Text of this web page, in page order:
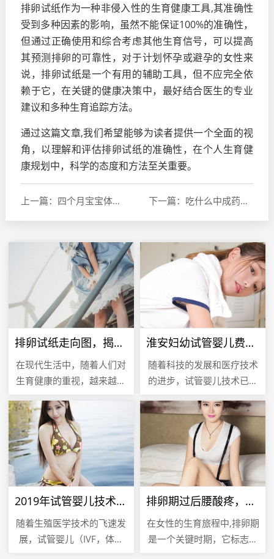
排卵试纸作为一种非侵入性的生育健康工具,其准确性
受到多种因素的影响，虽然不能保证100%的准确性，
但通过正确使用和综合考虑其他生育信号，可以提高
其预测排卵的可靠性，对于计划怀孕或避孕的女性来
说，排卵试纸是一个有用的辅助工具，但不应完全依
赖于它，在关键的健康决策中，最好结合医生的专业
建议和多种生育追踪方法。
通过这篇文章,我们希望能够为读者提供一个全面的视
角，以理解和评估排卵试纸的准确性，在个人生育健
康规划中，科学的态度和方法至关重要。
上一篇：四个月宝宝体温35.6，了解低体温的原因和应对策略 下一篇：吃什么中成药提高卵子质量
排卵试纸走向图，揭秘女性生育周期的关键指标
在现代生活中，随着人们对
生育健康的重视，越来越多
周期，以期在最佳时机怀
孕，排卵试纸作为一种简
单、便捷的工...
淮安妇幼试管婴儿费用解析，全面了解试管婴儿成本
随着科技的发展和医疗技术
的进步，试管婴儿技术已经
望，在众多提供试管婴儿服
务的医疗机构中，淮安妇幼
保健医院...
2019年试管婴儿技术，成功率的新突破
随着生殖医学技术的飞速发
展，试管婴儿（IVF，体外
排卵期过后腰酸疼，是怀孕的信号吗？
在女性的生育旅程中,排卵期
是一个关键时期，它标志着